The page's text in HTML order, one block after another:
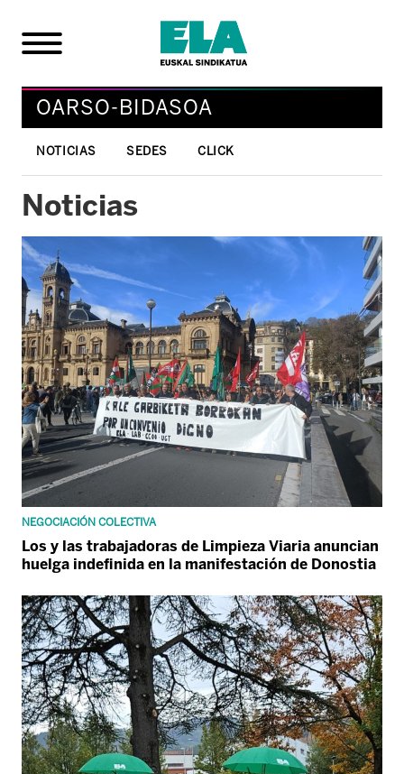
OARSO-BIDASOA
NOTICIAS SEDES CLICK
Noticias
NEGOCIACIÓN COLECTIVA
Los y las trabajadoras de Limpieza Viaria anuncian
huelga indefinida en la manifestación de Donostia